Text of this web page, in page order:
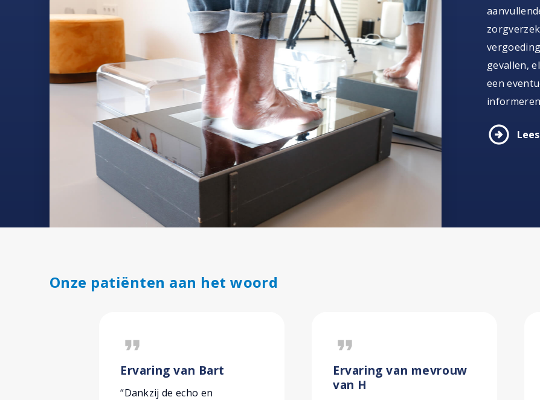
gevallen,
een
arrow_circle_right
Onze patiënten aan het woord
format_quote
Ervaring van Bart
“Dankzij de echo en
format_quote
Ervaring van mevrouw
van H